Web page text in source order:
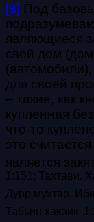
[8] Под
являющиеся
свой дом
для своей
– такие, как
купленная
что-то
это
является
1:151; Тахтави.
Дурр мухтар,
Табьин хакаик,